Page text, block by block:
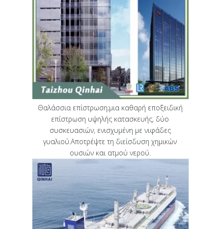
Θαλάσσια επίστρωση;μια καθαρή εποξειδική
επίστρωση υψηλής κατασκευής, δύο
συσκευασιών, ενισχυμένη με νιφάδες
γυαλιού.Αποτρέψτε τη διείσδυση χημικών
ουσιών και ατμού νερού.